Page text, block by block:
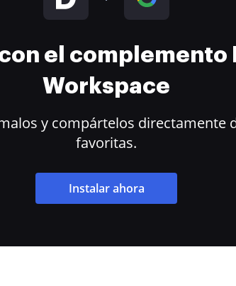
el complemento
Workspace
y compártelos directamente
favoritas.
Instalar ahora